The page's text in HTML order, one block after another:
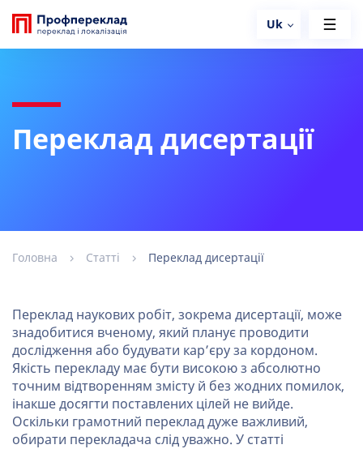
Uk
Переклад дисертації
Головна Статті Переклад дисертації
Переклад наукових робіт, зокрема дисертації, може
знадобитися вченому, який планує проводити
дослідження або будувати кар’єру за кордоном.
Якість перекладу має бути високою з абсолютно
точним відтворенням змісту й без жодних помилок,
інакше досягти поставлених цілей не вийде.
Оскільки грамотний переклад дуже важливий,
обирати перекладача слід уважно. У статті